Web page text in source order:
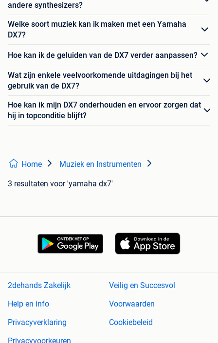
andere synthesizers?
Welke soort muziek kan ik maken met een Yamaha
DX7?
Hoe kan ik de geluiden van de DX7 verder aanpassen?
Wat zijn enkele veelvoorkomende uitdagingen bij het
gebruik van de DX7?
Hoe kan ik mijn DX7 onderhouden en ervoor zorgen dat
hij in topconditie blijft?
Home Muziek en Instrumenten
3 resultaten voor 'yamaha dx7'
2dehands Zakelijk
Veilig en Succesvol
Help en info
Voorwaarden
Privacyverklaring
Cookiebeleid
Privacyvoorkeuren